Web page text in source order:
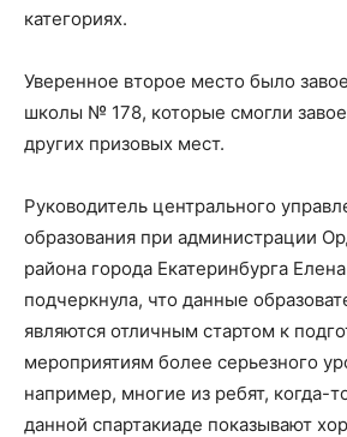
категориях.
Уверенное второе место было
школы № 178, которые смогли
других призовых мест.
Руководитель центрального
образования при администрации
района города Екатеринбурга
подчеркнула, что данные
являются отличным стартом к
мероприятиям более серьезного
например, многие из ребят, когда-
данной спартакиаде показывают